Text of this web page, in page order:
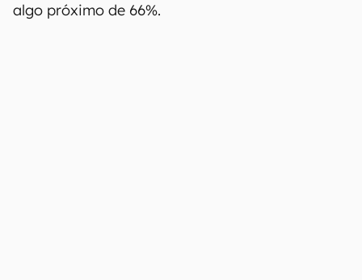
algo próximo de 66%.